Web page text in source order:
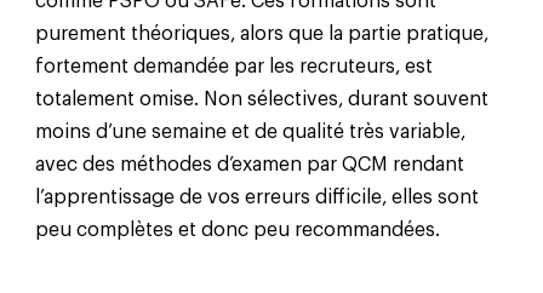
purement théoriques, alors que la partie pratique,
fortement demandée par les recruteurs, est
totalement omise. Non sélectives, durant souvent
moins d’une semaine et de qualité très variable,
avec des méthodes d’examen par QCM rendant
l’apprentissage de vos erreurs difficile, elles sont
peu complètes et donc peu recommandées.